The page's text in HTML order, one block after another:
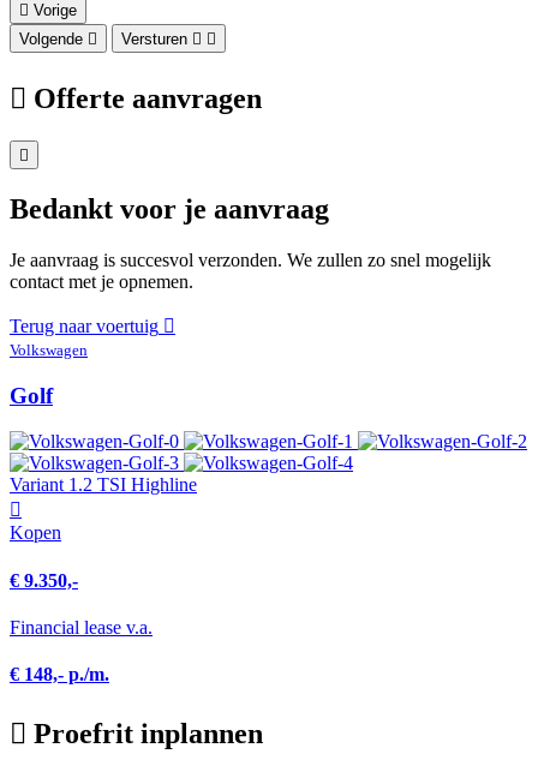
Vorige
Volgende
Versturen
Offerte aanvragen
Bedankt voor je aanvraag
Je aanvraag is succesvol verzonden. We zullen zo snel mogelijk
contact met je opnemen.
Terug naar voertuig
Volkswagen
Golf
Variant 1.2 TSI Highline
Kopen
€ 9.350,-
Financial lease v.a.
€ 148,- p./m.
Proefrit inplannen